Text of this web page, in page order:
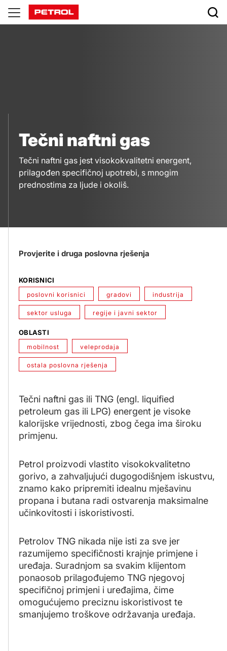
Tečni
Petrol
Tečni naftni gas
Tečni naftni gas jest visokokvalitetni energent,
prilagođen specifičnoj upotrebi, s mnogim
prednostima za ljude i okoliš.
Provjerite i druga poslovna rješenja
KORISNICI
poslovni korisnici gradovi industrija
sektor usluga regije i javni sektor
OBLASTI
mobilnost veleprodaja
ostala poslovna rješenja
Tečni naftni gas ili TNG (engl. liquified
petroleum gas ili LPG) energent je visoke
kalorijske vrijednosti, zbog čega ima široku
primjenu.
Petrol proizvodi vlastito visokokvalitetno
gorivo, a zahvaljujući dugogodišnjem iskustvu,
znamo kako pripremiti idealnu mješavinu
propana i butana radi ostvarenja maksimalne
učinkovitosti i iskoristivosti.
Petrolov TNG nikada nije isti za sve jer
razumijemo specifičnosti krajnje primjene i
uređaja. Suradnjom sa svakim klijentom
ponaosob prilagođujemo TNG njegovoj
specifičnoj primjeni i uređajima, čime
omogućujemo preciznu iskoristivost te
smanjujemo troškove održavanja uređaja.